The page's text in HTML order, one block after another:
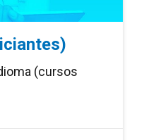
(cursos